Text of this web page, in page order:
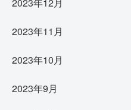
2023年12月
2023年11月
2023年10月
2023年9月